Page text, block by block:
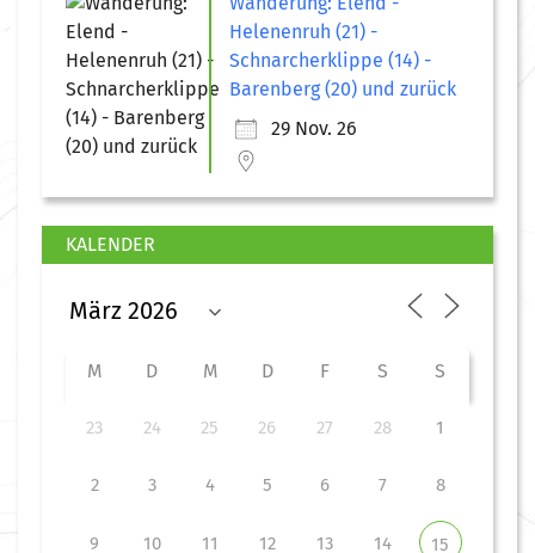
Helenenruh (21) -
Schnarcherklippe (14) -
Barenberg (20) und zurück
29 Nov. 26
KALENDER
M D M D F S S
23 24 25 26 27 28 1
2 3 4 5 6 7 8
9 10 11 12 13 14 15